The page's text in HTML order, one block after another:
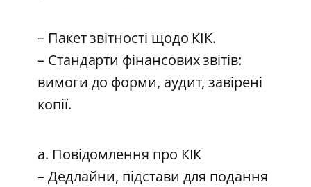
– Пакет звітності щодо КІК.
– Стандарти фінансових звітів:
вимоги до форми, аудит, завірені
копії.
а. Повідомлення про КІК
– Дедлайни, підстави для подання